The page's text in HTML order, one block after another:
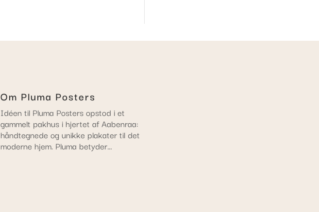
Om Pluma Posters
Idéen til Pluma Posters opstod i et
gammelt pakhus i hjertet af Aabenraa:
håndtegnede og unikke plakater til det
moderne hjem. Pluma betyder…